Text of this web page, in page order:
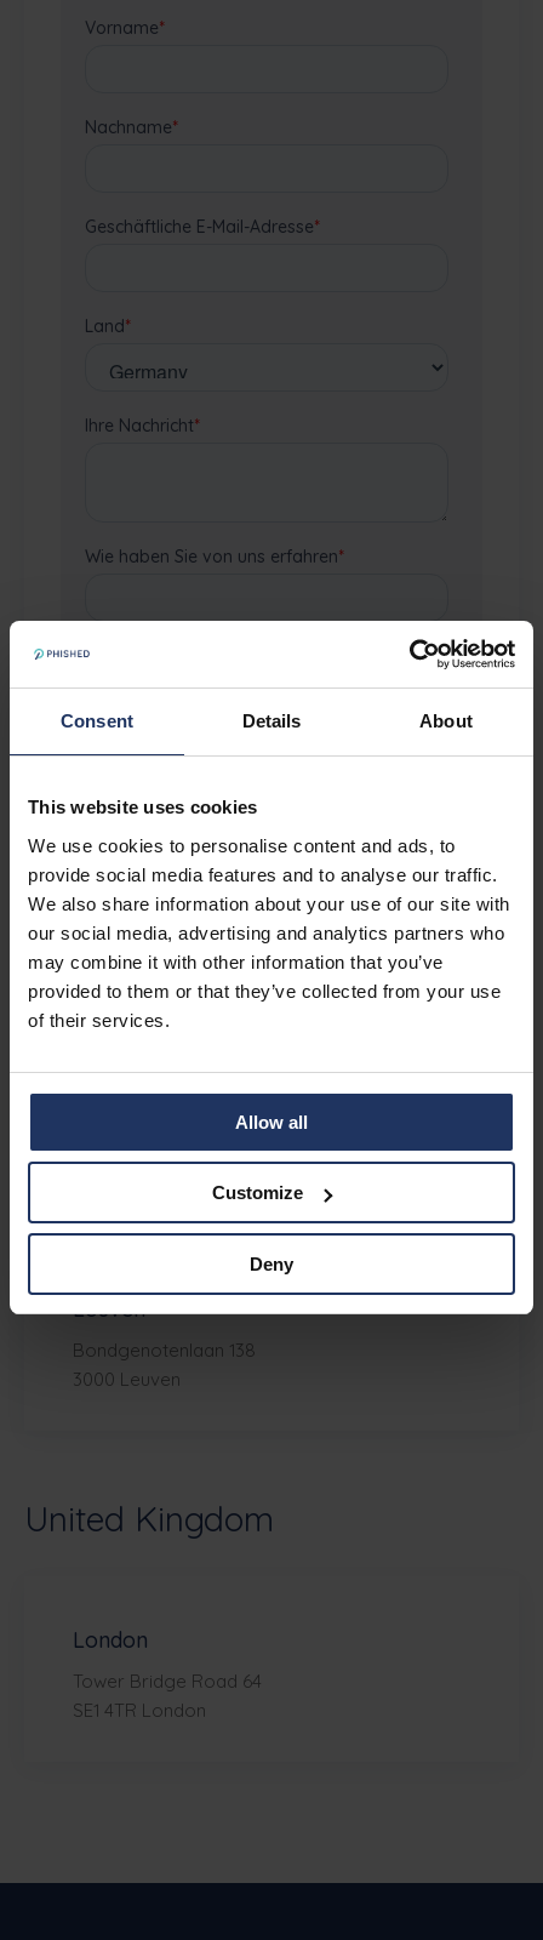
Consent Details About
This website uses cookies
We use cookies to personalise content and ads, to
provide social media features and to analyse our traffic.
We also share information about your use of our site with
our social media, advertising and analytics partners who
may combine it with other information that you’ve
provided to them or that they’ve collected from your use
of their services.
Allow all
Customize
Deny
Leuven
Bondgenotenlaan 138
3000 Leuven
United Kingdom
London
Tower Bridge Road 64
SE1 4TR London